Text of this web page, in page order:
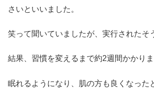
さいといいました。
笑って聞いていましたが、実行されたそ
結果、習慣を変えるまで約2週間かかりま
眠れるようになり、肌の方も良くなった